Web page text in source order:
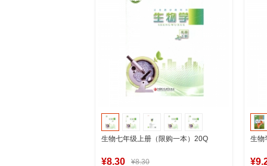
湖南新华图书专营店
加入购物车
生物七年级上册（限购一本）20Q
¥8.30 ¥8.30
生物